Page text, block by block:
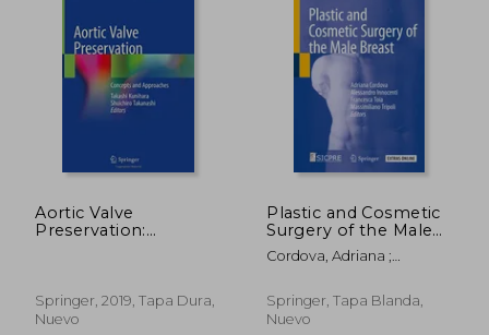
Aortic Valve
Preservation:
Springer, 2019, Tapa Dura,
Nuevo
Plastic and Cosmetic
Surgery of the Male
Breast (en Inglés)
Cordova, Adriana ;
Francesca
Springer, Tapa Blanda,
Nuevo